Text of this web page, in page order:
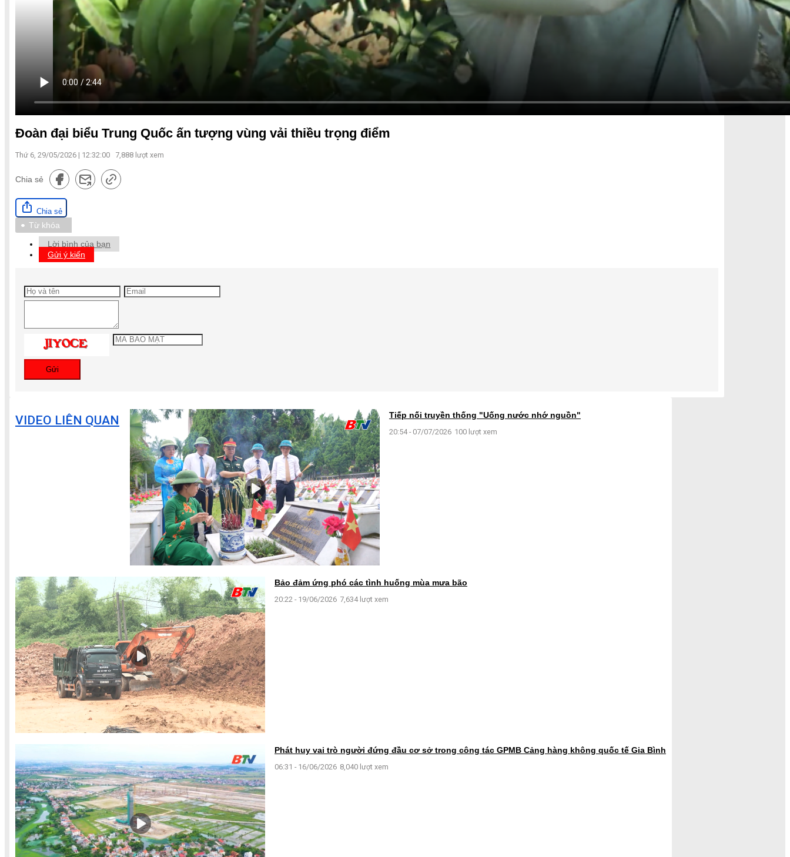
Đoàn đại biểu Trung Quốc ấn tượng vùng vải thiều trọng điểm
Thứ 6, 29/05/2026 | 12:32:00 7,888 lượt xem
Chia sẻ
Chia sẻ
Từ khóa
Lời bình của bạn
Gửi ý kiến
Gửi
VIDEO LIÊN QUAN Tiếp nối truyền thống "Uống nước nhớ nguồn"
20:54 - 07/07/2026 100 lượt xem
Bảo đảm ứng phó các tình huống mùa mưa bão
20:22 - 19/06/2026 7,634 lượt xem
Phát huy vai trò người đứng đầu cơ sở trong công tác GPMB Cảng hàng không quốc tế Gia Bình
06:31 - 16/06/2026 8,040 lượt xem